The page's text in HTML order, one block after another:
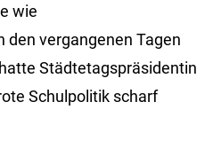
wie
vergangenen Tagen
Städtetagspräsidentin
Schulpolitik scharf